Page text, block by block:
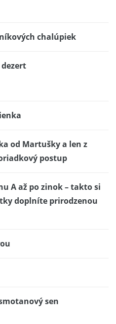
chalúpiek
dezert
od Martušky a len z
postup
A až po zinok – takto si
doplníte prirodzenou
sen